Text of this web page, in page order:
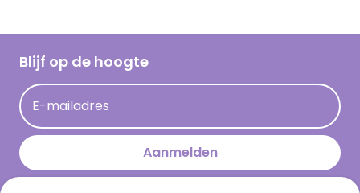
Hallmark Kaartclub
Acties
Persberichten
Hallmark en Kinderpostzegels
Cadeau inspiratie
Kaartinspiratie
Blijf op de hoogte
E-mailadres
Aanmelden